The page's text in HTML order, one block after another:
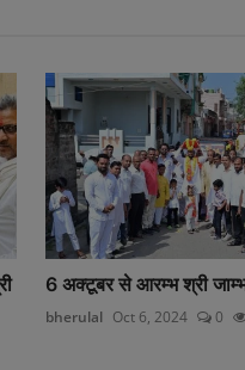
6 अक्टूबर से आरम्भ श्री
bherulal Oct 6, 2024 0